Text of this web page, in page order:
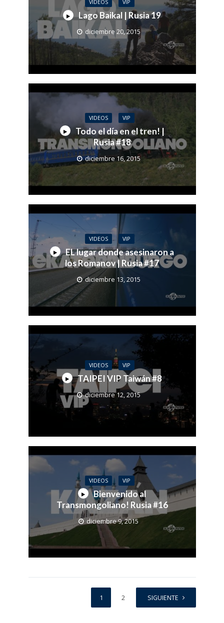
VIDEOS VIP
Lago Baikal | Rusia 19
diciembre 20, 2015
VIDEOS VIP
Todo el día en el tren! |
Rusia #18
diciembre 16, 2015
VIDEOS VIP
EL lugar donde asesinaron a
los Romanov | Rusia #17
diciembre 13, 2015
VIDEOS VIP
TAIPEI VIP Taiwán #8
diciembre 12, 2015
VIDEOS VIP
Bienvenido al
Transmongoliano! Rusia #16
diciembre 9, 2015
1 2 SIGUIENTE